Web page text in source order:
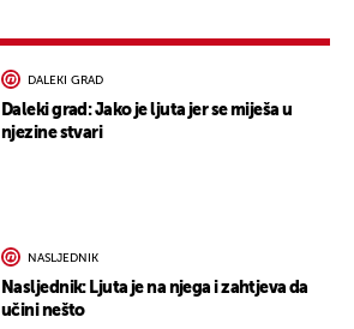
DALEKI GRAD
Daleki grad: Jako je ljuta jer se miješa u
njezine stvari
NASLJEDNIK
Nasljednik: Ljuta je na njega i zahtjeva da
učini nešto